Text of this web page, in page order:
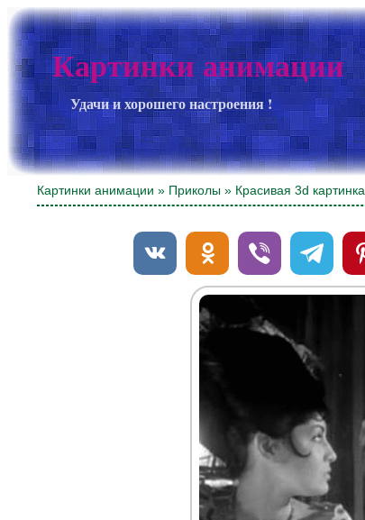
Картинки анимации
Удачи и хорошего настроения !
Картинки анимации » Приколы » Красивая 3d картинка